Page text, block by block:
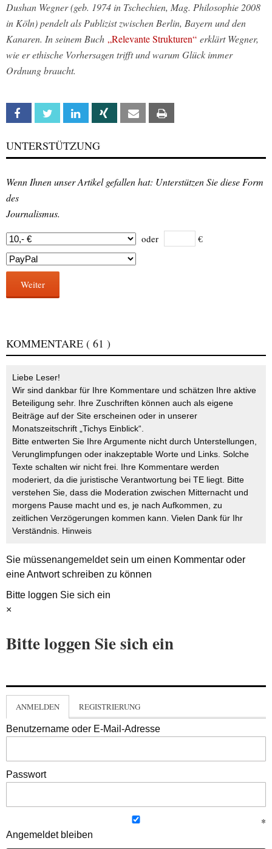
Dushan Wegner (geb. 1974 in Tschechien, Mag. Philosophie 2008
in Köln) pendelt als Publizist zwischen Berlin, Bayern und den
Kanaren. In seinem Buch „Relevante Strukturen“ erklärt Wegner,
wie er ethische Vorhersagen trifft und warum Glück immer
Ordnung braucht.
Facebook Twitter Linkedin Xing Email
UNTERSTÜTZUNG
Wenn Ihnen unser Artikel gefallen hat: Unterstützen Sie diese Form
des
Journalismus.
oder €
Weiter
KOMMENTARE ( 61 )
Liebe Leser!
Wir sind dankbar für Ihre Kommentare und schätzen Ihre aktive
Beteiligung sehr. Ihre Zuschriften können auch als eigene
Beiträge auf der Site erscheinen oder in unserer
Monatszeitschrift „Tichys Einblick“.
Bitte entwerten Sie Ihre Argumente nicht durch Unterstellungen,
Verunglimpfungen oder inakzeptable Worte und Links. Solche
Texte schalten wir nicht frei. Ihre Kommentare werden
moderiert, da die juristische Verantwortung bei TE liegt. Bitte
verstehen Sie, dass die Moderation zwischen Mitternacht und
morgens Pause macht und es, je nach Aufkommen, zu
zeitlichen Verzögerungen kommen kann. Vielen Dank für Ihr
Verständnis. Hinweis
Sie müssenangemeldetsein um einen Kommentar oder
eine Antwort schreiben zu können
Bitte loggen Sie sich ein
×
Bitte loggen Sie sich ein
ANMELDEN REGISTRIERUNG
Benutzername oder E-Mail-Adresse
Passwort
Angemeldet bleiben